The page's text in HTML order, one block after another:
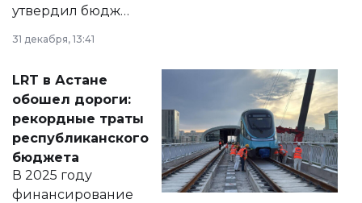
утвердил бюджет
города на 2026–
2028 годы.
документ
появился в базе
нормативных
правовых актов и
на сайте маслихат
города.
31 декабря, 13:41
LRT в Астане
обошел дороги:
рекордные траты
республиканского
бюджета
В 2025 году
финансирование